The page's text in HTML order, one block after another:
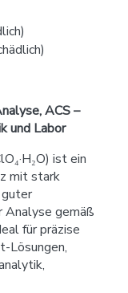
ACS –
und Labor
ist ein
mit stark
guter
Analyse gemäß
für präzise
Lösungen,